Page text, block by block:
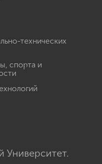
технических
спорта и